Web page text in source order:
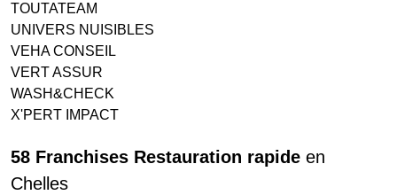
TOUTATEAM
UNIVERS NUISIBLES
VEHA CONSEIL
VERT ASSUR
WASH&CHECK
X'PERT IMPACT
58 Franchises Restauration rapide en
Chelles